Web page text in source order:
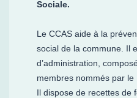
Sociale.
Le CCAS aide à la
social de la commune. Il
d’administration,
membres nommés par le
Il dispose de recettes de